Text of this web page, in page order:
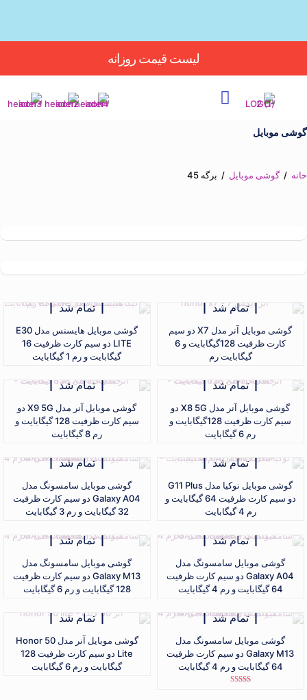
لیست قیمت روزانه
گوشی موبایل
خانه /گوشی موبایل / برگه 45
تمام شد
گوشی موبایل آنر مدل X7 دو سیم
کارت ظرفیت 128گیگابایت و 6
گیگابایت رم
تمام شد
گوشی موبایل هایسنس مدل E30
LITE دو سیم‌ کارت ظرفیت 16
گیگابایت و رم 1 گیگابایت
تمام شد
گوشی موبایل آنر مدل X8 5G دو
سیم کارت ظرفیت 128گیگابایت و
رم 6 گیگابایت
تمام شد
گوشی موبایل آنر مدل X9 5G دو
سیم کارت ظرفیت 128 گیگابایت و
رم 8 گیگابایت
تمام شد
گوشی موبایل نوکیا مدل G11 Plus
دو سیم کارت ظرفیت 64 گیگابایت و
رم 4 گیگابایت
تمام شد
گوشی موبایل سامسونگ مدل
Galaxy A04 دو سیم کارت ظرفیت
32 گیگابایت و رم 3 گیگابایت
تمام شد
گوشی موبایل سامسونگ مدل
Galaxy A04 دو سیم کارت ظرفیت
64 گیگابایت و رم 4 گیگابایت
تمام شد
گوشی موبایل سامسونگ مدل
Galaxy M13 دو سیم کارت ظرفیت
128 گیگابایت و رم 6 گیگابایت
تمام شد
گوشی موبایل سامسونگ مدل
Galaxy M13 دو سیم کارت ظرفیت
64 گیگابایت و رم 4 گیگابایت
تمام شد
گوشی موبایل آنر مدل Honor 50
Lite دو سیم کارت ظرفیت 128
گیگابایت و رم 6 گیگابایت